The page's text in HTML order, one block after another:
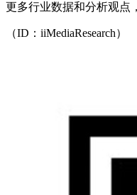
更多行业数据和分析观点
（ID：iiMediaResearch）